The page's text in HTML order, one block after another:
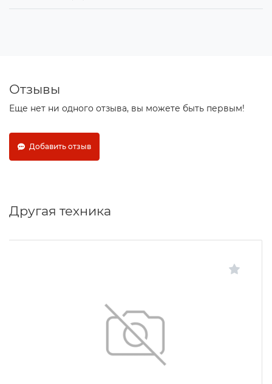
Отзывы
Еще нет ни одного отзыва, вы можете быть первым!
Добавить отзыв
Другая техника